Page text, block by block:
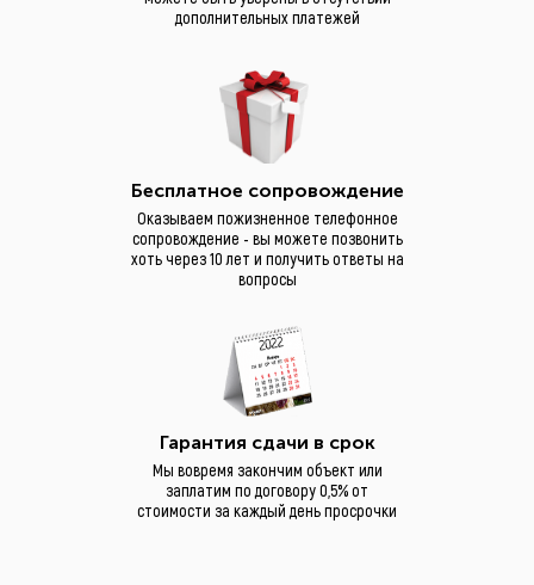
Бесплатное сопровождение
Оказываем пожизненное телефонное
сопровождение - вы можете позвонить
хоть через 10 лет и получить ответы на
вопросы
дополнительных платежей
Гарантия сдачи в срок
Мы вовремя закончим объект или
заплатим по договору 0,5% от
стоимости за каждый день просрочки